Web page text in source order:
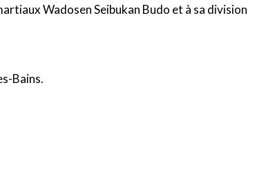
Wadosen Seibukan Budo et à sa division
Bains.